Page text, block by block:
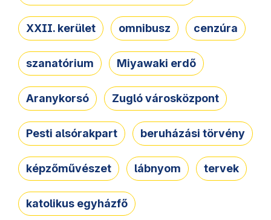
XXII. kerület omnibusz cenzúra
szanatórium Miyawaki erdő
Aranykorsó Zugló városközpont
Pesti alsórakpart beruházási törvény
képzőművészet lábnyom tervek
katolikus egyházfő